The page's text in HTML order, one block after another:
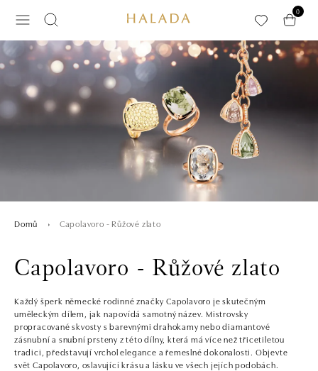
0
Domů Capolavoro - Růžové zlato
Capolavoro - Růžové zlato
Každý šperk německé rodinné značky Capolavoro je skutečným
uměleckým dílem, jak napovídá samotný název. Mistrovsky
propracované skvosty s barevnými drahokamy nebo diamantové
zásnubní a snubní prsteny z této dílny, která má více než třicetiletou
tradici, představují vrchol elegance a řemeslné dokonalosti. Objevte
svět Capolavoro, oslavující krásu a lásku ve všech jejích podobách.